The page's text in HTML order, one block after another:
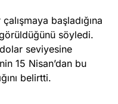
başladığına
söyledi.
seviyesine
15 Nisan’dan bu
belirtti.